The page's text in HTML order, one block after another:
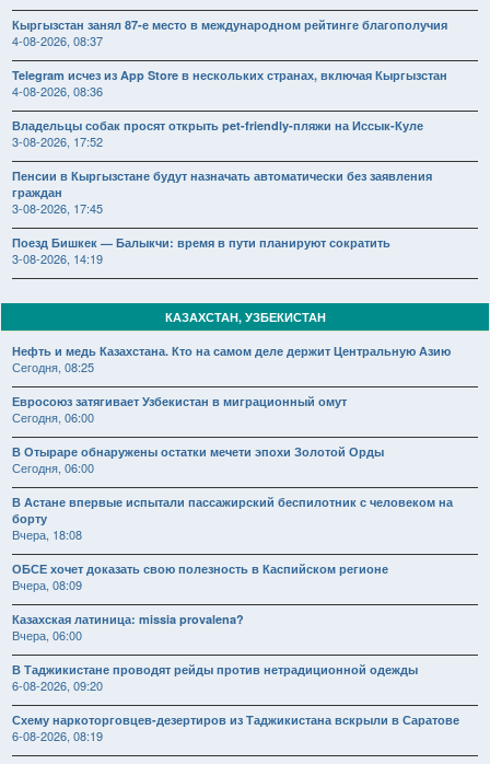
Кыргызстан занял 87-е место в международном рейтинге благополучия
4-08-2026, 08:37
Telegram исчез из App Store в нескольких странах, включая Кыргызстан
4-08-2026, 08:36
Владельцы собак просят открыть pet-friendly-пляжи на Иссык-Куле
3-08-2026, 17:52
Пенсии в Кыргызстане будут назначать автоматически без заявления
граждан
3-08-2026, 17:45
Поезд Бишкек — Балыкчи: время в пути планируют сократить
3-08-2026, 14:19
КАЗАХСТАН, УЗБЕКИСТАН
Нефть и медь Казахстана. Кто на самом деле держит Центральную Азию
Сегодня, 08:25
Евросоюз затягивает Узбекистан в миграционный омут
Сегодня, 06:00
В Отыраре обнаружены остатки мечети эпохи Золотой Орды
Сегодня, 06:00
В Астане впервые испытали пассажирский беспилотник с человеком на
борту
Вчера, 18:08
ОБСЕ хочет доказать свою полезность в Каспийском регионе
Вчера, 08:09
Казахская латиница: missia provalena?
Вчера, 06:00
В Таджикистане проводят рейды против нетрадиционной одежды
6-08-2026, 09:20
Схему наркоторговцев-дезертиров из Таджикистана вскрыли в Саратове
6-08-2026, 08:19